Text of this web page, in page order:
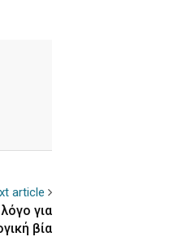
article
για
βία